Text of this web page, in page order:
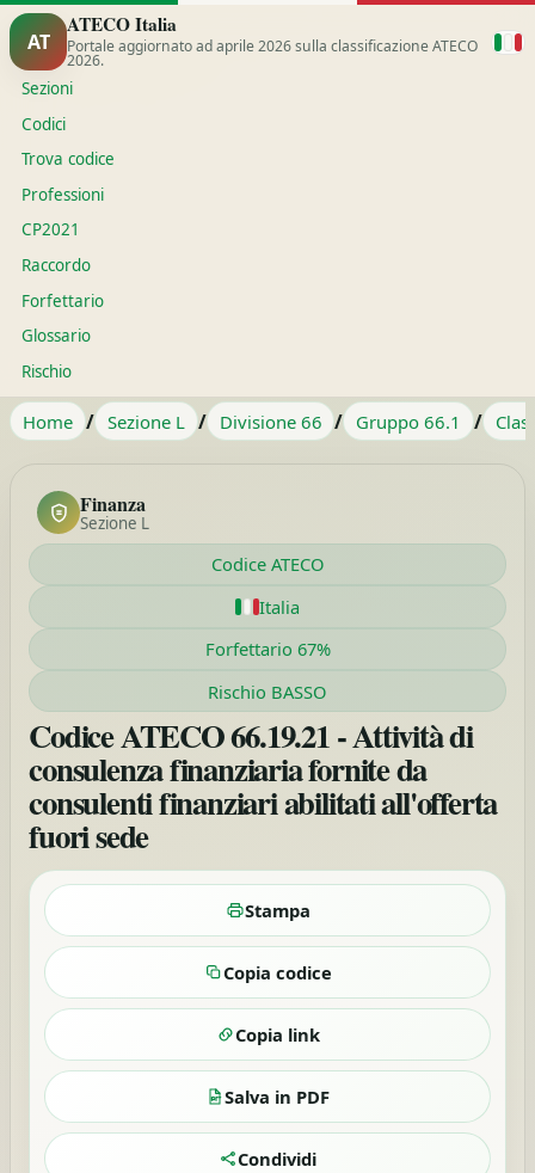
AT
ATECO Italia
Portale aggiornato ad aprile 2026 sulla classificazione ATECO
2026.
Sezioni
Codici
Trova codice
Professioni
CP2021
Raccordo
Forfettario
Glossario
Rischio
Home / Sezione L / Divisione 66 / Gruppo 66.1 /
Finanza
Sezione L
Codice ATECO
Italia
Forfettario 67%
Rischio BASSO
Codice ATECO 66.19.21 - Attività di
consulenza finanziaria fornite da
consulenti finanziari abilitati all'offerta
fuori sede
Stampa
Copia codice
Copia link
Salva in PDF
Condividi